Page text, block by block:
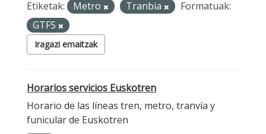
Etiketak: Metro Tranbia
Formatuak:
GTFS
Iragazi emaitzak
Horarios servicios Euskotren
Horario de las líneas tren, metro, tranvía y
funicular de Euskotren